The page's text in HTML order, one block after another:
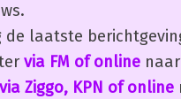
de laatste
via FM of online
via Ziggo, KPN of online